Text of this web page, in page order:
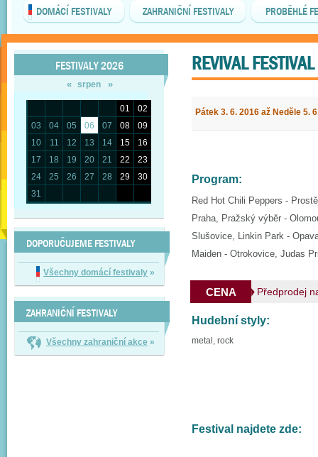
DOMÁCÍ FESTIVALY ZAHRANIČNÍ FESTIVALY PROBĚHLÉ
FESTIVALY 2026
« srpen »
01
02
03
04 05 06 07 08
09
10
11 12 13 14 15
16
17
18 19 20 21 22
23
24
25 26 27 28 29
30
31
DOPORUČUJEME FESTIVALY
Všechny domácí festivaly »
ZAHRANIČNÍ FESTIVALY
Všechny zahraniční akce »
REVIVAL
Pátek 3. 6. 2016 až Neděle 5.
Program:
Red Hot Chili Peppers -
Praha, Pražský výběr -
Slušovice, Linkin Park -
Maiden - Otrokovice, Judas
CENA Předprodej
Hudební styly:
metal, rock
Festival najdete zde: